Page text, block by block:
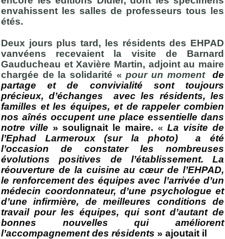
envahissent les salles de professeurs tous les
étés.
Deux jours plus tard, les résidents des EHPAD
vanvéens recevaient la visite de Barnard
Gauducheau et Xavière Martin, adjoint au maire
chargée de la solidarité «pour un moment
de
partage et de convivialité sont toujours
précieux, d’échanges avec les résidents, les
familles et les équipes, et de rappeler combien
nos aînés occupent une place essentielle dans
notre ville » soulignait le maire. «La visite de
l’Ephad Larmeroux (sur la photo) a été
l’occasion de constater les nombreuses
évolutions positives de l’établissement. La
réouverture de la cuisine au cœur de l’EHPAD,
le renforcement des équipes avec l’arrivée d’un
médecin coordonnateur, d’une psychologue et
d’une infirmière, de meilleures conditions de
travail pour les équipes, qui sont d’autant de
bonnes nouvelles qui améliorent
l’accompagnement des résidents » ajoutait il